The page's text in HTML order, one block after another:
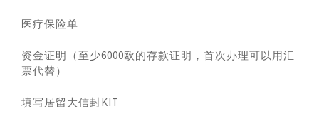
医疗保险单
资金证明（至少6000欧的存款证明，首次办理可以用汇
票代替）
填写居留大信封KIT